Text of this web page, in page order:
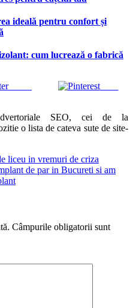
ideală pentru confort și
cum lucrează o fabrică
Tweet Save
SEO, cei de la
o lista de cateva sute de site-
liceu in vremuri de criza
de par in Bucureti si am
Câmpurile obligatorii sunt